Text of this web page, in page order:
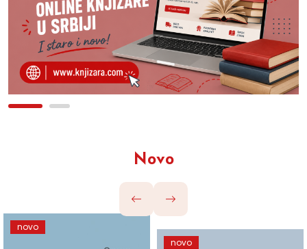
Novo
novo
novo